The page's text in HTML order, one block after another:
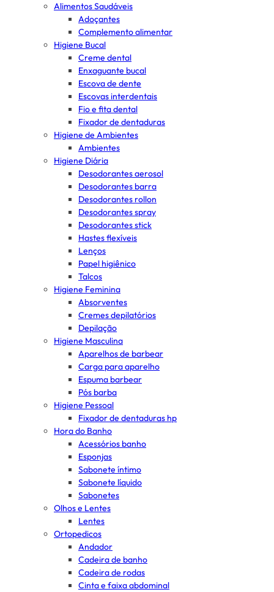
Alimentos Saudáveis
Adoçantes
Complemento alimentar
Higiene Bucal
Creme dental
Enxaguante bucal
Escova de dente
Escovas interdentais
Fio e fita dental
Fixador de dentaduras
Higiene de Ambientes
Ambientes
Higiene Diária
Desodorantes aerosol
Desodorantes barra
Desodorantes rollon
Desodorantes spray
Desodorantes stick
Hastes flexíveis
Lenços
Papel higiênico
Talcos
Higiene Feminina
Absorventes
Cremes depilatórios
Depilação
Higiene Masculina
Aparelhos de barbear
Carga para aparelho
Espuma barbear
Pós barba
Higiene Pessoal
Fixador de dentaduras hp
Hora do Banho
Acessórios banho
Esponjas
Sabonete íntimo
Sabonete líquido
Sabonetes
Olhos e Lentes
Lentes
Ortopedicos
Andador
Cadeira de banho
Cadeira de rodas
Cinta e faixa abdominal